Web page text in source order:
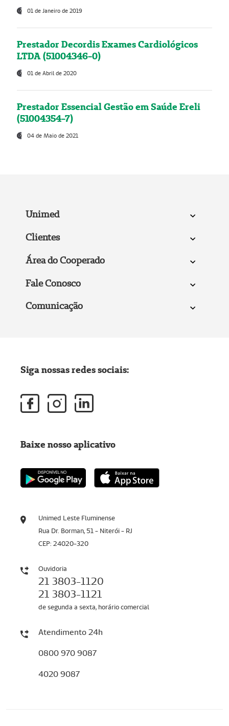
01 de Janeiro de 2019
Prestador Decordis Exames Cardiológicos
LTDA (51004346-0)
01 de Abril de 2020
Prestador Essencial Gestão em Saúde Ereli
(51004354-7)
04 de Maio de 2021
Unimed
Clientes
Área do Cooperado
Fale Conosco
Comunicação
Unimed Leste Fluminense
Rua Dr. Borman, 51 - Niterói - RJ
CEP: 24020-320
Ouvidoria
21 3803-1120
21 3803-1121
de segunda a sexta, horário comercial
Atendimento 24h
0800 970 9087
4020 9087
Siga nossas redes sociais:
Baixe nosso aplicativo